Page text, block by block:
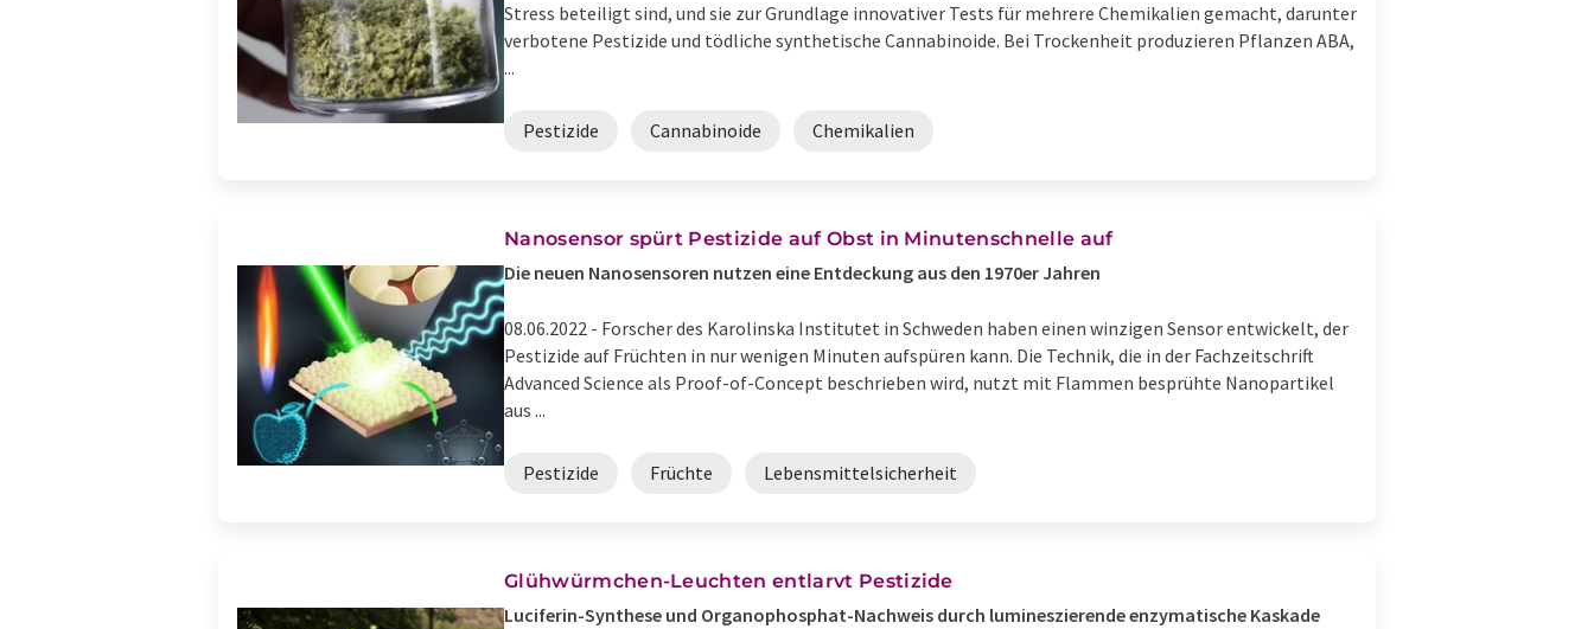
Stress beteiligt sind, und sie zur Grundlage innovativer Tests für mehrere Chemikalien gemacht, darunter
verbotene Pestizide und tödliche synthetische Cannabinoide. Bei Trockenheit produzieren Pflanzen ABA,
...
Pestizide Cannabinoide Chemikalien
Nanosensor spürt Pestizide auf Obst in Minutenschnelle auf
Die neuen Nanosensoren nutzen eine Entdeckung aus den 1970er Jahren
08.06.2022 - Forscher des Karolinska Institutet in Schweden haben einen winzigen Sensor entwickelt, der
Pestizide auf Früchten in nur wenigen Minuten aufspüren kann. Die Technik, die in der Fachzeitschrift
Advanced Science als Proof-of-Concept beschrieben wird, nutzt mit Flammen besprühte Nanopartikel
aus ...
Pestizide Früchte Lebensmittelsicherheit
Glühwürmchen-Leuchten entlarvt Pestizide
Luciferin-Synthese und Organophosphat-Nachweis durch lumineszierende enzymatische Kaskade